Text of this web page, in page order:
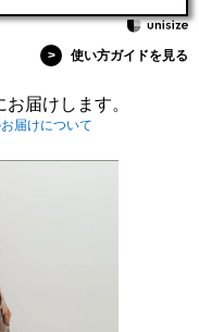
> 使い方ガイドを見る
お届けします。
届けについて